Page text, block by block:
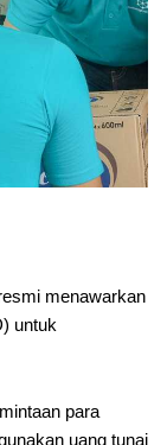
menawarkan
untuk
para
uang tunai